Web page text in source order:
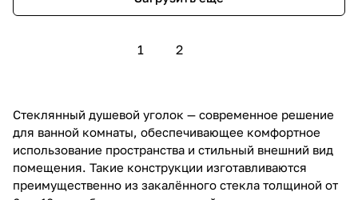
1 2
Стеклянный душевой уголок — современное решение
для ванной комнаты, обеспечивающее комфортное
использование пространства и стильный внешний вид
помещения. Такие конструкции изготавливаются
преимущественно из закалённого стекла толщиной от